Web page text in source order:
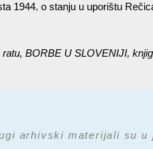
1944. o stanju u uporištu
ratu,BORBE U SLOVENIJI,
arhivski materijali su